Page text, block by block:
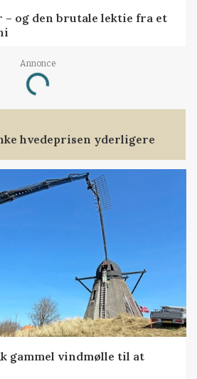
og den brutale lektie fra et
Annonce
Loading...
hvedeprisen yderligere
gammel vindmølle til at